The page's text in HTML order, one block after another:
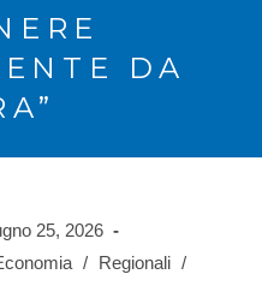
DA
25, 2026
/ Regionali /